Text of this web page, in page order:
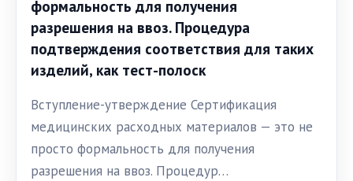
формальность для получения
разрешения на ввоз. Процедура
подтверждения соответствия для таких
изделий, как тест-полоск
Вступление-утверждение Сертификация
медицинских расходных материалов — это не
просто формальность для получения
разрешения на ввоз. Процедур…